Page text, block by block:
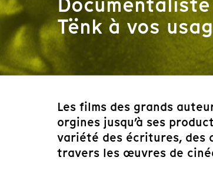
Tënk à vos
Les films des grands
orgines jusqu’à ses
variété des écritures, des
travers les œuvres de